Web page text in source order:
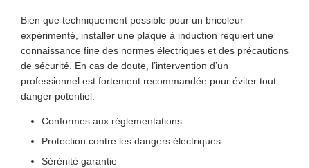
Bien que techniquement possible pour un bricoleur
expérimenté, installer une plaque à induction requiert une
connaissance fine des normes électriques et des précautions
de sécurité. En cas de doute, l’intervention d’un
professionnel est fortement recommandée pour éviter tout
danger potentiel.
Conformes aux réglementations
Protection contre les dangers électriques
Sérénité garantie